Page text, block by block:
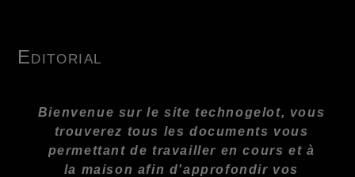
Editorial
Bienvenue sur le site technogelot, vous
trouverez tous les documents vous
permettant de travailler en cours et à
la maison afin d'approfondir vos